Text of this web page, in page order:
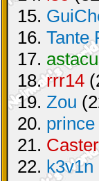
15.
16. Tante
17.
18.rrr14
19. Zou
20.
21. Caster
22. k3v1n